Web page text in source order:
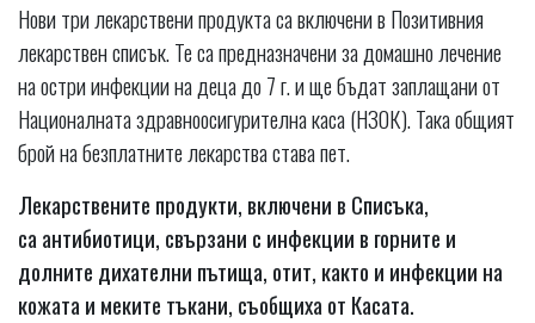
Нови три лекарствени продукта са включени в Позитивния
лекарствен списък. Те са предназначени за домашно лечение
на остри инфекции на деца до 7 г. и ще бъдат заплащани от
Националната здравноосигурителна каса (НЗОК). Така общият
брой на безплатните лекарства става пет.
Лекарствените продукти, включени в Списъка,
са антибиотици, свързани с инфекции в горните и
долните дихателни пътища, отит, както и инфекции на
кожата и меките тъкани, съобщиха от Касата.